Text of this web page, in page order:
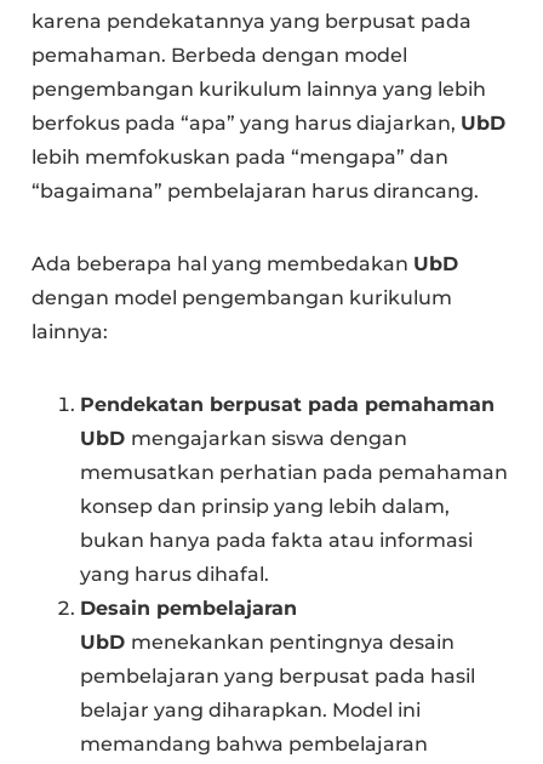
karena pendekatannya yang berpusat pada
pemahaman. Berbeda dengan model
pengembangan kurikulum lainnya yang lebih
berfokus pada “apa” yang harus diajarkan, UbD
lebih memfokuskan pada “mengapa” dan
“bagaimana” pembelajaran harus dirancang.
Ada beberapa hal yang membedakan UbD
dengan model pengembangan kurikulum
lainnya:
Pendekatan berpusat pada pemahaman
UbD mengajarkan siswa dengan
memusatkan perhatian pada pemahaman
konsep dan prinsip yang lebih dalam,
bukan hanya pada fakta atau informasi
yang harus dihafal.
Desain pembelajaran
UbD menekankan pentingnya desain
pembelajaran yang berpusat pada hasil
belajar yang diharapkan. Model ini
memandang bahwa pembelajaran